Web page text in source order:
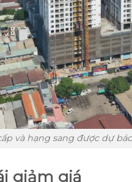
và hạng sang được dự
giảm giá